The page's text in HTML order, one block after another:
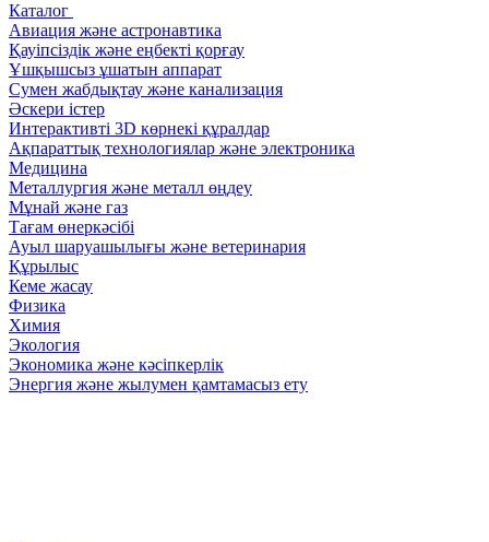
Каталог
Авиация және астронавтика
Қауіпсіздік және еңбекті қорғау
Ұшқышсыз ұшатын аппарат
Сумен жабдықтау және канализация
Әскери істер
Интерактивті 3D көрнекі құралдар
Ақпараттық технологиялар және электроника
Медицина
Металлургия және металл өңдеу
Мұнай және газ
Тағам өнеркәсібі
Ауыл шаруашылығы және ветеринария
Құрылыс
Кеме жасау
Физика
Химия
Экология
Экономика және кәсіпкерлік
Энергия және жылумен қамтамасыз ету